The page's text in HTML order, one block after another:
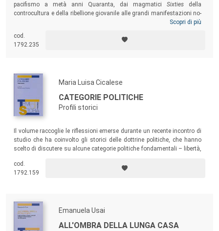
pacifismo a metà anni Quaranta, dai magmatici Sixties della
controcultura e della ribellione giovanile alle grandi manifestazioni no-
global di fine secolo, dai Black Bloc di Seattle (1999) sino a Occupy
negli Stati Uniti, che i libertari americani hanno presentato come
l’espressione più aderente e fedele allo spirito della nazione.
Scopri di più
cod.
1792.235
Maria Luisa Cicalese
CATEGORIE POLITICHE
Profili storici
Il volume raccoglie le riflessioni emerse durante un recente incontro di
studio che ha coinvolto gli storici delle dottrine politiche, che hanno
scelto di discutere su alcune categorie politiche fondamentali – libertà,
federazione, populismo, reazione –, soffermandosi a volte su specifici
contesti.
cod.
1792.159
Emanuela Usai
ALL'OMBRA DELLA LUNGA CASA